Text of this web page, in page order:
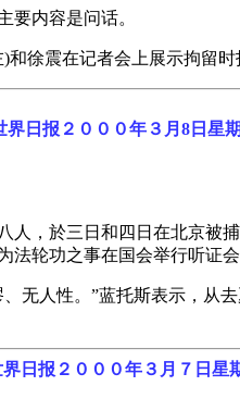
要内容是问话。
徐震在记者会上展示拘留
界日报２０００年３月8日星
人，於三日和四日在北京
轮功之事在国会举行听证
无人性。”蓝托斯表示，
界日报２０００年３月７日星